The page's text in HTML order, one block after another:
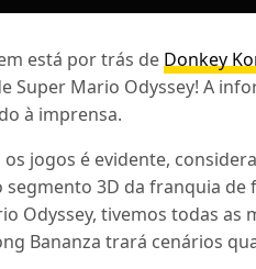
está por trás de Donkey
Super Mario Odyssey! A
à imprensa.
jogos é evidente,
3D da franquia de
Odyssey, tivemos todas as
Bananza trará cenários